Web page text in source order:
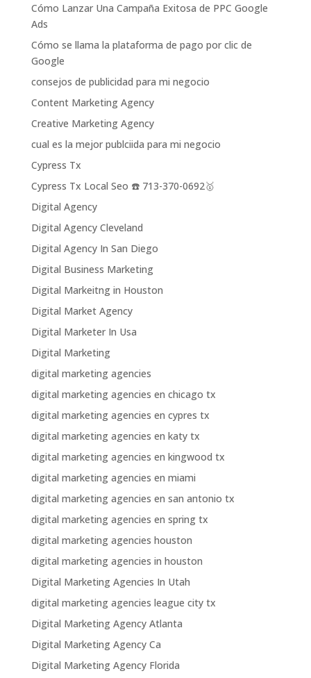
Cómo Lanzar Una Campaña Exitosa de PPC Google
Ads
Cómo se llama la plataforma de pago por clic de
Google
consejos de publicidad para mi negocio
Content Marketing Agency
Creative Marketing Agency
cual es la mejor publciida para mi negocio
Cypress Tx
Cypress Tx Local Seo ☎️ 713-370-0692🥇
Digital Agency
Digital Agency Cleveland
Digital Agency In San Diego
Digital Business Marketing
Digital Markeitng in Houston
Digital Market Agency
Digital Marketer In Usa
Digital Marketing
digital marketing agencies
digital marketing agencies en chicago tx
digital marketing agencies en cypres tx
digital marketing agencies en katy tx
digital marketing agencies en kingwood tx
digital marketing agencies en miami
digital marketing agencies en san antonio tx
digital marketing agencies en spring tx
digital marketing agencies houston
digital marketing agencies in houston
Digital Marketing Agencies In Utah
digital marketing agencies league city tx
Digital Marketing Agency Atlanta
Digital Marketing Agency Ca
Digital Marketing Agency Florida